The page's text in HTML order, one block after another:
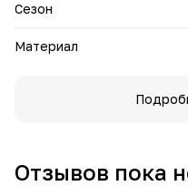
идеальный вариант для
Сезон
Материал
Отзывов пока